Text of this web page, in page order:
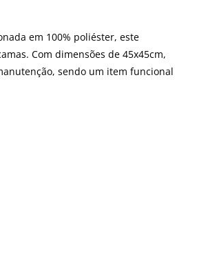
em 100% poliéster, este
Com dimensões de 45x45cm,
sendo um item funcional